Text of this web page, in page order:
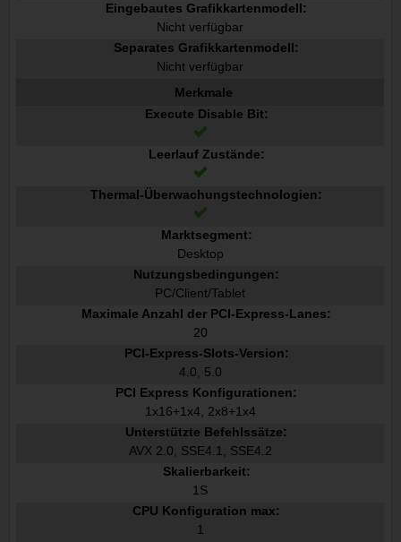
Eingebautes Grafikkartenmodell:
Nicht verfügbar
Separates Grafikkartenmodell:
Nicht verfügbar
Merkmale
Execute Disable Bit:
Leerlauf Zustände:
Thermal-Überwachungstechnologien:
Marktsegment:
Desktop
Nutzungsbedingungen:
PC/Client/Tablet
Maximale Anzahl der PCI-Express-Lanes:
20
PCI-Express-Slots-Version:
4.0, 5.0
PCI Express Konfigurationen:
1x16+1x4, 2x8+1x4
Unterstützte Befehlssätze:
AVX 2.0, SSE4.1, SSE4.2
Skalierbarkeit:
1S
CPU Konfiguration max:
1